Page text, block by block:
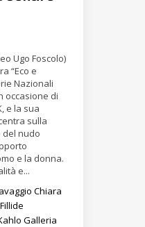
Ugo Foscolo)
“Eco e
Nazionali
occasione di
e la sua
sulla
nudo
e la donna.
e...
Chiara
Fillide
Galleria